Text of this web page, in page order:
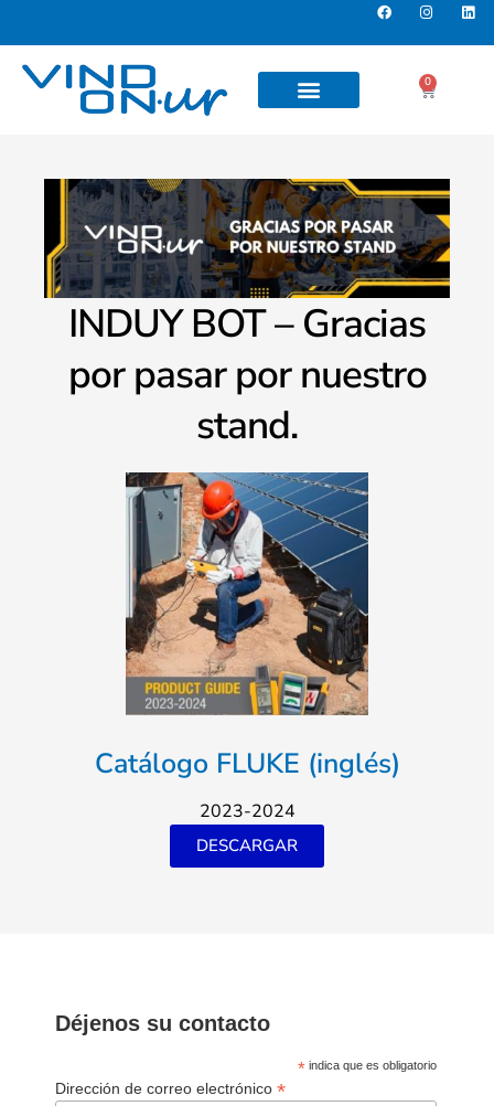
0
INDUY BOT – Gracias
por pasar por nuestro
stand.
Catálogo FLUKE (inglés)
2023-2024
DESCARGAR
Déjenos su contacto
*indica que es obligatorio
Dirección de correo electrónico *